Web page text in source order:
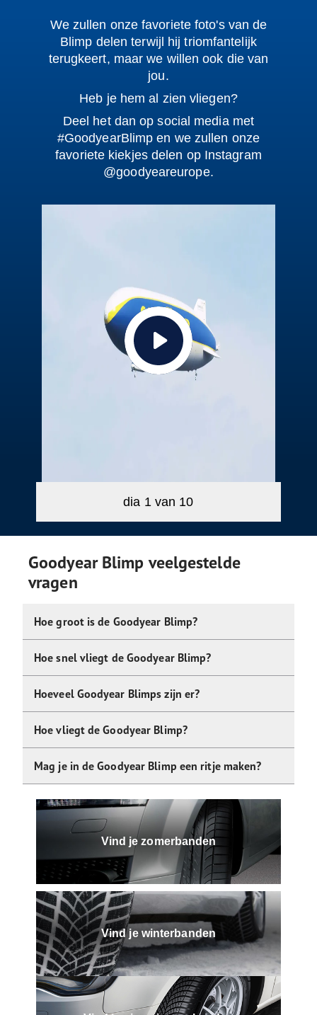
We zullen onze favoriete foto's van de
Blimp delen terwijl hij triomfantelijk
terugkeert, maar we willen ook die van
jou.
Heb je hem al zien vliegen?
Deel het dan op social media met
#GoodyearBlimp en we zullen onze
favoriete kiekjes delen op Instagram
@goodyeareurope.
dia 1 van 10
Goodyear Blimp veelgestelde
vragen
Hoe groot is de Goodyear Blimp?
Hoe snel vliegt de Goodyear Blimp?
Hoeveel Goodyear Blimps zijn er?
Hoe vliegt de Goodyear Blimp?
Mag je in de Goodyear Blimp een ritje maken?
Vind je zomerbanden
Vind je winterbanden